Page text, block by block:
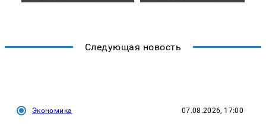
Следующая новость
Экономика 07.08.2026, 17:00